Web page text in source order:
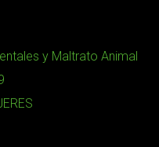
y Maltrato Animal